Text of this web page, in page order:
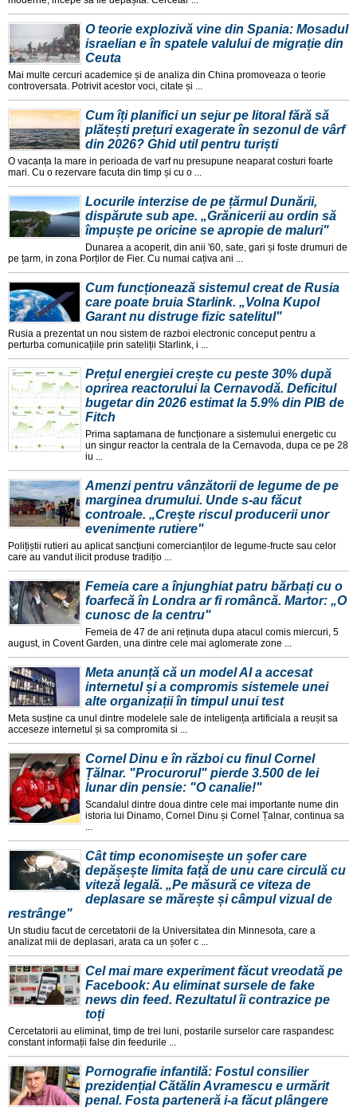
O teorie explozivă vine din Spania: Mosadul
israelian e în spatele valului de migrație din
Ceuta
Mai multe cercuri academice și de analiza din China promoveaza o teorie
controversata. Potrivit acestor voci, citate și ...
Cum îți planifici un sejur pe litoral fără să
plătești prețuri exagerate în sezonul de vârf
din 2026? Ghid util pentru turiști
O vacanța la mare in perioada de varf nu presupune neaparat costuri foarte
mari. Cu o rezervare facuta din timp și cu o ...
Locurile interzise de pe țărmul Dunării,
dispărute sub ape. „Grănicerii au ordin să
împuște pe oricine se apropie de maluri"
Dunarea a acoperit, din anii '60, sate, gari și foste drumuri de
pe țarm, in zona Porților de Fier. Cu numai cațiva ani ...
Cum funcționează sistemul creat de Rusia
care poate bruia Starlink. „Volna Kupol
Garant nu distruge fizic satelitul"
Rusia a prezentat un nou sistem de razboi electronic conceput pentru a
perturba comunicațiile prin sateliții Starlink, i ...
Prețul energiei crește cu peste 30% după
oprirea reactorului la Cernavodă. Deficitul
bugetar din 2026 estimat la 5.9% din PIB de
Fitch
Prima saptamana de funcționare a sistemului energetic cu
un singur reactor la centrala de la Cernavoda, dupa ce pe 28
iu ...
Amenzi pentru vânzătorii de legume de pe
marginea drumului. Unde s-au făcut
controale. „Crește riscul producerii unor
evenimente rutiere"
Polițiștii rutieri au aplicat sancțiuni comercianților de legume-fructe sau celor
care au vandut ilicit produse tradițio ...
Femeia care a înjunghiat patru bărbați cu o
foarfecă în Londra ar fi româncă. Martor: „O
cunosc de la centru"
Femeia de 47 de ani reținuta dupa atacul comis miercuri, 5
august, in Covent Garden, una dintre cele mai aglomerate zone ...
Meta anunță că un model AI a accesat
internetul și a compromis sistemele unei
alte organizații în timpul unui test
Meta susține ca unul dintre modelele sale de inteligența artificiala a reușit sa
acceseze internetul și sa compromita si ...
Cornel Dinu e în război cu finul Cornel
Țălnar. "Procurorul" pierde 3.500 de lei
lunar din pensie: "O canalie!"
Scandalul dintre doua dintre cele mai importante nume din
istoria lui Dinamo, Cornel Dinu și Cornel Țalnar, continua sa
...
Cât timp economisește un șofer care
depășește limita față de unu care circulă cu
viteză legală. „Pe măsură ce viteza de
deplasare se mărește și câmpul vizual de
restrânge"
Un studiu facut de cercetatorii de la Universitatea din Minnesota, care a
analizat mii de deplasari, arata ca un șofer c ...
Cel mai mare experiment făcut vreodată pe
Facebook: Au eliminat sursele de fake
news din feed. Rezultatul îi contrazice pe
toți
Cercetatorii au eliminat, timp de trei luni, postarile surselor care raspandesc
constant informații false din feedurile ...
Pornografie infantilă: Fostul consilier
prezidențial Cătălin Avramescu e urmărit
penal. Fosta parteneră i-a făcut plângere